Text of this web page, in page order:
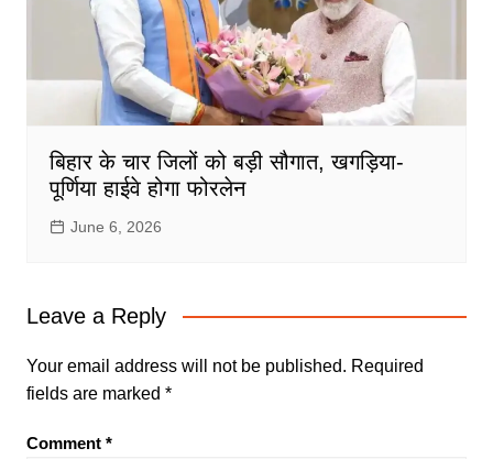
बिहार के चार जिलों को बड़ी सौगात, खगड़िया-
पूर्णिया हाईवे होगा फोरलेन
June 6, 2026
Leave a Reply
Your email address will not be published. Required
fields are marked *
Comment *